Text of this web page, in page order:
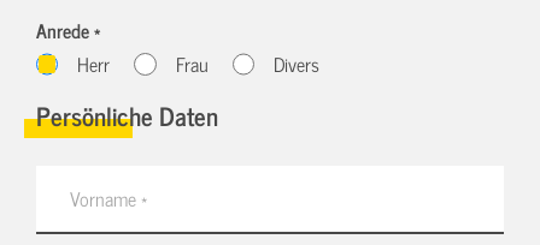
Anrede *
Herr
Frau Divers
Persönliche Daten